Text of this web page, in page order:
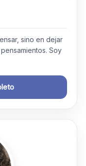
sino en dejar
Soy